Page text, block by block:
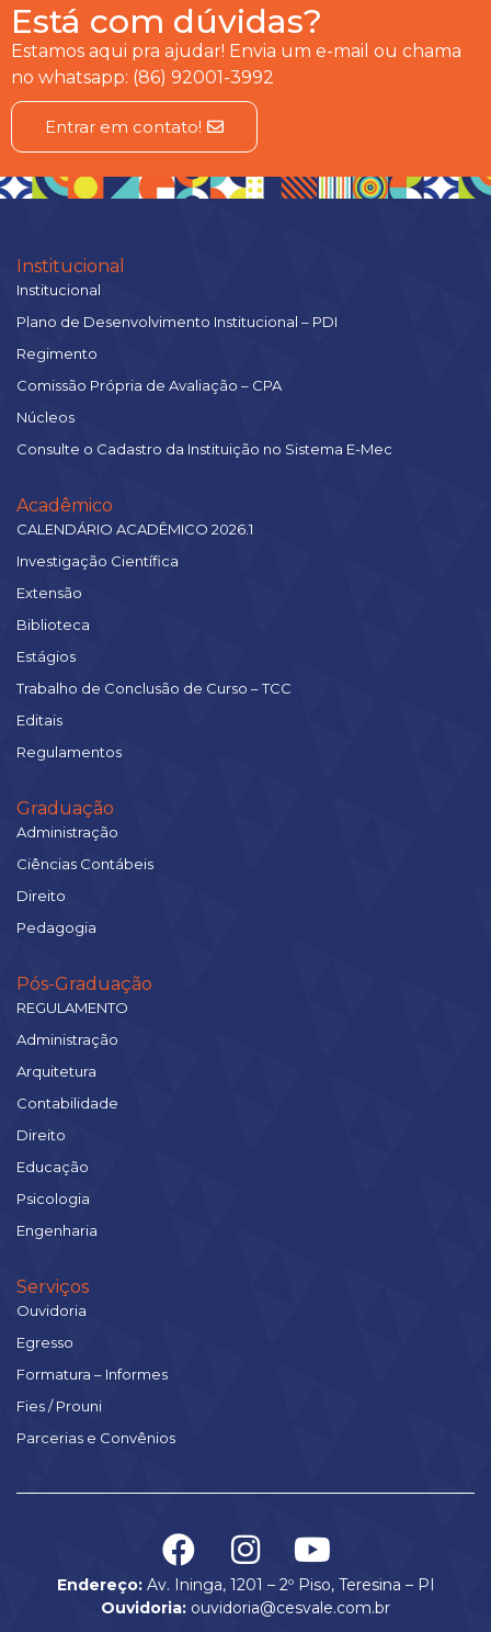
Está com dúvidas?
Estamos aqui pra ajudar! Envia um e-mail ou chama
no whatsapp: (86) 92001-3992
Entrar em contato!
Institucional
Institucional
Plano de Desenvolvimento Institucional – PDI
Regimento
Comissão Própria de Avaliação – CPA
Núcleos
Consulte o Cadastro da Instituição no Sistema E-Mec
Acadêmico
CALENDÁRIO ACADÊMICO 2026.1
Investigação Científica
Extensão
Biblioteca
Estágios
Trabalho de Conclusão de Curso – TCC
Editais
Regulamentos
Graduação
Administração
Ciências Contábeis
Direito
Pedagogia
Pós-Graduação
REGULAMENTO
Administração
Arquitetura
Contabilidade
Direito
Educação
Psicologia
Engenharia
Serviços
Ouvidoria
Egresso
Formatura – Informes
Fies / Prouni
Parcerias e Convênios
Endereço:Av. Ininga, 1201 – 2º Piso, Teresina – PI
Ouvidoria: ouvidoria@cesvale.com.br